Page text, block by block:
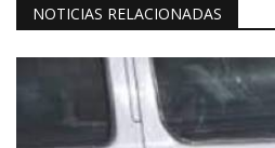
NOTICIAS RELACIONADAS